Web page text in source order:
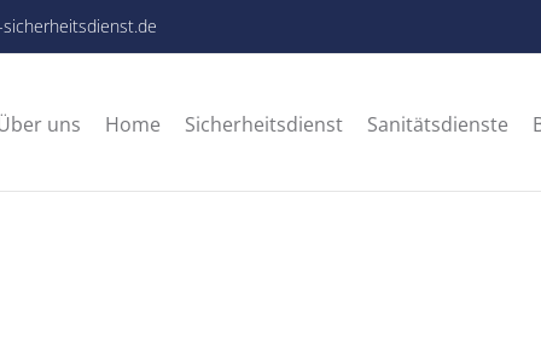
sicherheitsdienst.de
uns Home Sicherheitsdienst Sanitätsdienste